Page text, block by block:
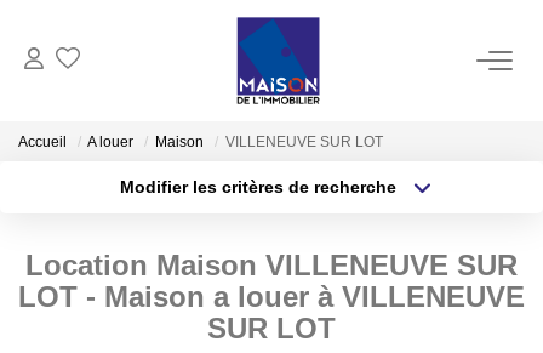
LOCATION
GESTION
ESTIMATION
Accueil A louer Maison VILLENEUVE SUR LOT
Modifier les critères de recherche
Sélectionnez...
Type de bien
Surface min
Location Maison VILLENEUVE SUR
LOT - Maison a louer à VILLENEUVE
SUR LOT